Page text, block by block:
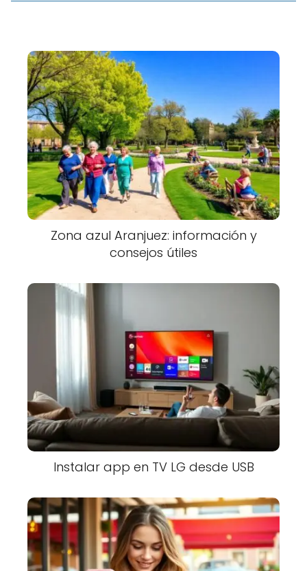
Zona azul Aranjuez: información y
consejos útiles
Instalar app en TV LG desde USB